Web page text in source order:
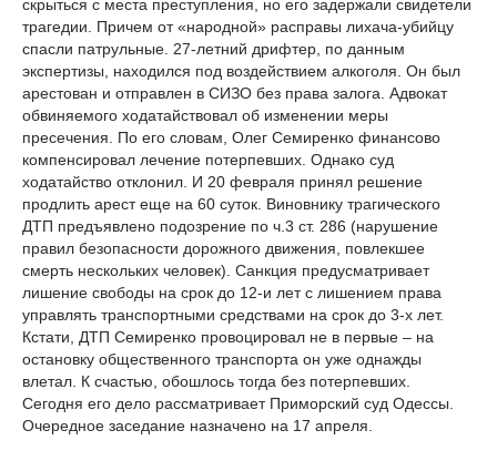
скрыться с места преступления, но его задержали свидетели
трагедии. Причем от «народной» расправы лихача-убийцу
спасли патрульные. 27-летний дрифтер, по данным
экспертизы, находился под воздействием алкоголя. Он был
арестован и отправлен в СИЗО без права залога. Адвокат
обвиняемого ходатайствовал об изменении меры
пресечения. По его словам, Олег Семиренко финансово
компенсировал лечение потерпевших. Однако суд
ходатайство отклонил. И 20 февраля принял решение
продлить арест еще на 60 суток. Виновнику трагического
ДТП предъявлено подозрение по ч.3 ст. 286 (нарушение
правил безопасности дорожного движения, повлекшее
смерть нескольких человек). Санкция предусматривает
лишение свободы на срок до 12-и лет с лишением права
управлять транспортными средствами на срок до 3-х лет.
Кстати, ДТП Семиренко провоцировал не в первые – на
остановку общественного транспорта он уже однажды
влетал. К счастью, обошлось тогда без потерпевших.
Сегодня его дело рассматривает Приморский суд Одессы.
Очередное заседание назначено на 17 апреля.